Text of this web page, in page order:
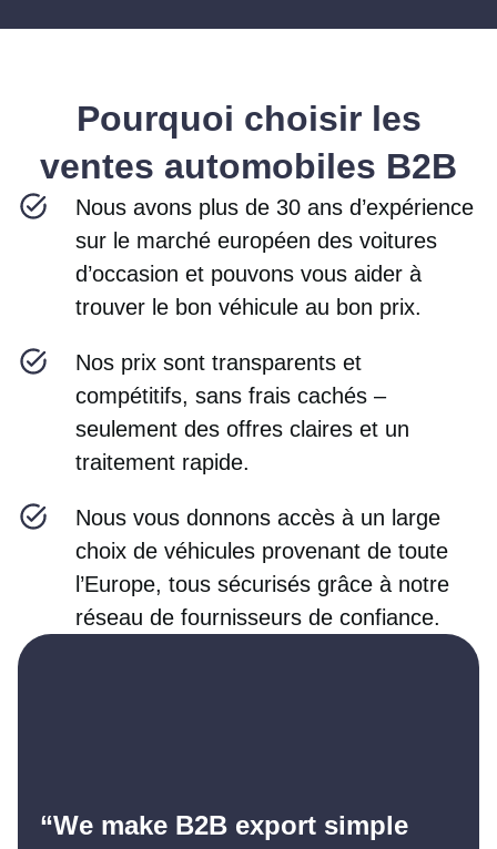
Pourquoi choisir les
ventes automobiles B2B
Nous avons plus de 30 ans d’expérience
sur le marché européen des voitures
d’occasion et pouvons vous aider à
trouver le bon véhicule au bon prix.
Nos prix sont transparents et
compétitifs, sans frais cachés –
seulement des offres claires et un
traitement rapide.
Nous vous donnons accès à un large
choix de véhicules provenant de toute
l’Europe, tous sécurisés grâce à notre
réseau de fournisseurs de confiance.
“We make B2B export simple